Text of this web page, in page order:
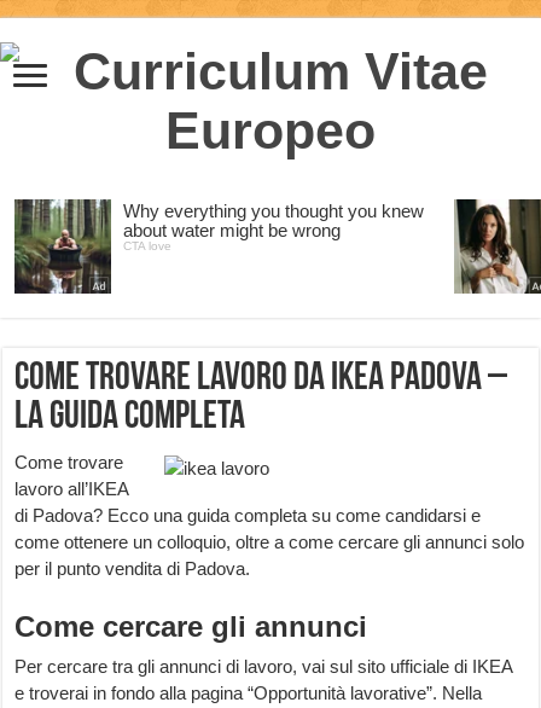
Come trovare lavoro da Ikea Padova –
la guida completa
Come trovare
lavoro all’IKEA
di Padova? Ecco una guida completa su come candidarsi e
come ottenere un colloquio, oltre a come cercare gli annunci solo
per il punto vendita di Padova.
Come cercare gli annunci
Per cercare tra gli annunci di lavoro, vai sul sito ufficiale di IKEA
e troverai in fondo alla pagina “Opportunità lavorative”. Nella